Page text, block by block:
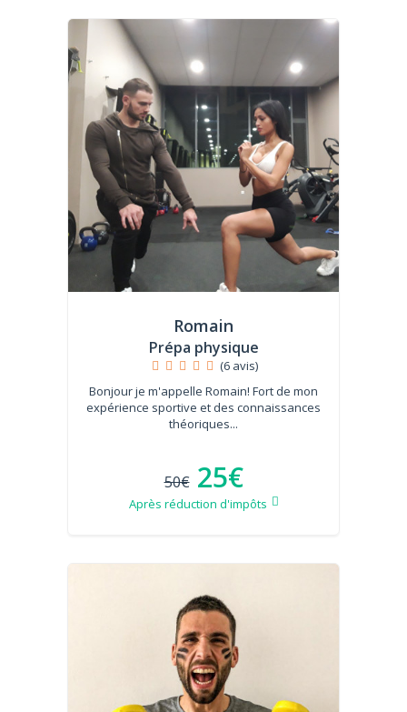
Romain
Prépa physique
(6 avis)
Bonjour je m'appelle Romain! Fort de mon
expérience sportive et des connaissances
théoriques...
50€ 25€
Après réduction d'impôts